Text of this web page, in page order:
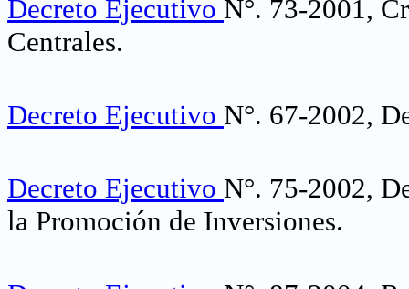
Decreto Ejecutivo N°. 73-2001,
Centrales.
Decreto Ejecutivo N°. 67-2002,
Decreto Ejecutivo N°. 75-2002,
la Promoción de Inversiones.